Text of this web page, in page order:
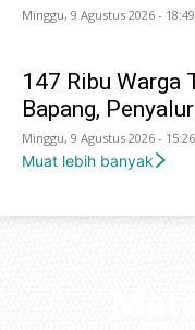
Minggu, 9 Agustus 2026 -
147 Ribu Warga
Bapang,
Minggu, 9 Agustus 2026 -
Muat lebih banyak